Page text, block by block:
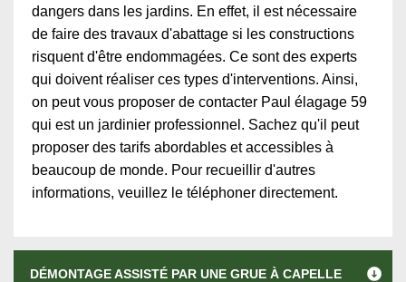
dangers dans les jardins. En effet, il est nécessaire
de faire des travaux d'abattage si les constructions
risquent d'être endommagées. Ce sont des experts
qui doivent réaliser ces types d'interventions. Ainsi,
on peut vous proposer de contacter Paul élagage 59
qui est un jardinier professionnel. Sachez qu'il peut
proposer des tarifs abordables et accessibles à
beaucoup de monde. Pour recueillir d'autres
informations, veuillez le téléphoner directement.
DÉMONTAGE ASSISTÉ PAR UNE GRUE À CAPELLE